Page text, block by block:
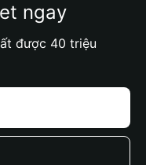
ngay
được 40 triệu